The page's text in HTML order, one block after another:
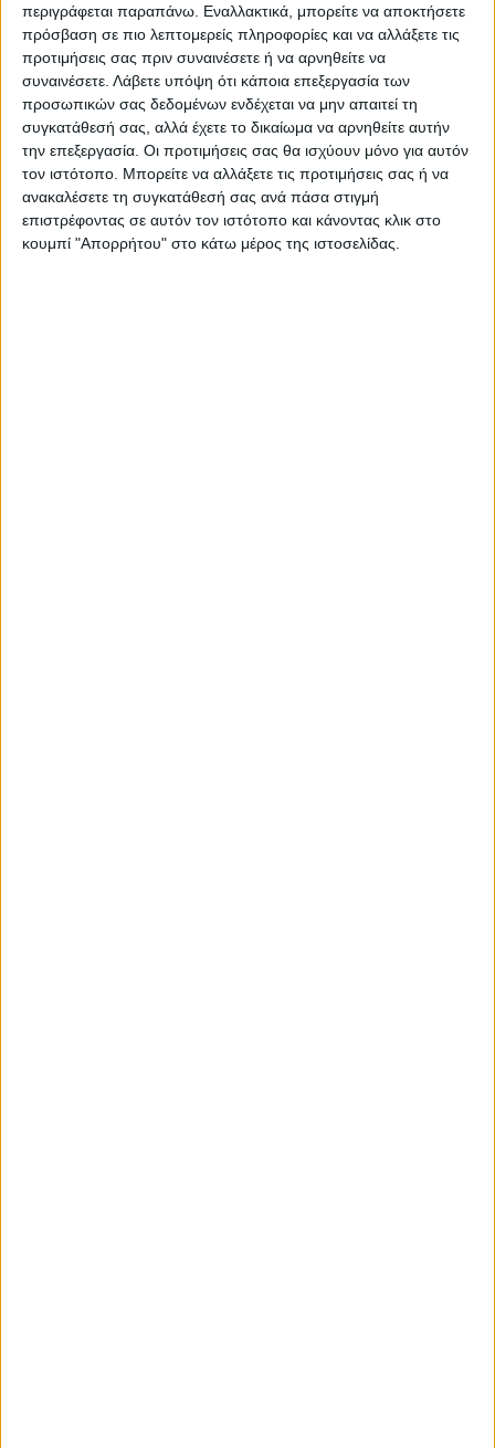
περιγράφεται παραπάνω. Εναλλακτικά, μπορείτε να αποκτήσετε
πρόσβαση σε πιο λεπτομερείς πληροφορίες και να αλλάξετε τις
προτιμήσεις σας πριν συναινέσετε ή να αρνηθείτε να
συναινέσετε. Λάβετε υπόψη ότι κάποια επεξεργασία των
προσωπικών σας δεδομένων ενδέχεται να μην απαιτεί τη
συγκατάθεσή σας, αλλά έχετε το δικαίωμα να αρνηθείτε αυτήν
την επεξεργασία. Οι προτιμήσεις σας θα ισχύουν μόνο για αυτόν
τον ιστότοπο. Μπορείτε να αλλάξετε τις προτιμήσεις σας ή να
ανακαλέσετε τη συγκατάθεσή σας ανά πάσα στιγμή
επιστρέφοντας σε αυτόν τον ιστότοπο και κάνοντας κλικ στο
κουμπί "Απορρήτου" στο κάτω μέρος της ιστοσελίδας.
Οι ίδιοι ζητούν από το κράτος να
προχωρήσει άμεσα στη διευθέτηση του
θέματος χωρίς να υποστούν επιπλέον
ταλαιπωρία και παράλληλα να ισχύσει
αναδρομικά η έκπτωση 15% στην
επιστρεπτέα για τα ποσά που
συμψηφίστηκαν και εξοφλήθηκαν εφάπαξ.
Τελευταίες Ειδήσεις Σήμερα